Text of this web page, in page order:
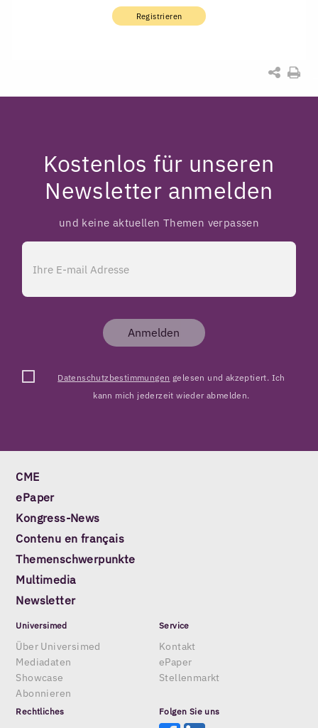
Registrieren
Kostenlos für unseren
Newsletter anmelden
und keine aktuellen Themen verpassen
Anmelden
Datenschutzbestimmungen gelesen und akzeptiert. Ich
kann mich jederzeit wieder abmelden.
CME
ePaper
Kongress-News
Contenu en français
Themenschwerpunkte
Multimedia
Newsletter
Universimed
Über Universimed
Mediadaten
Showcase
Abonnieren
Service
Kontakt
ePaper
Stellenmarkt
Rechtliches Folgen Sie uns